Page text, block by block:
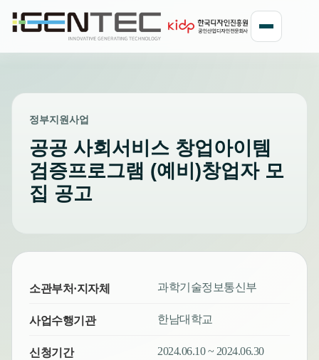
정부지원사업
공공 사회서비스 창업아이템
검증프로그램 (예비)창업자 모
집 공고
소관부처·지자체 과학기술정보통신부
사업수행기관 한남대학교
신청기간 2024.06.10 ~ 2024.06.30